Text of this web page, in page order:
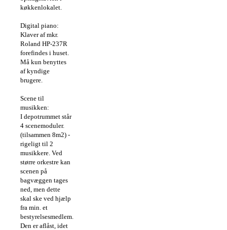
køkkenlokalet.
Digital piano:
Klaver af mkr.
Roland HP-237R
forefindes i huset.
Må kun benyttes
af kyndige
brugere.
Scene til
musikken:
I depotrummet står
4 scenemoduler.
(tilsammen 8m2) -
rigeligt til 2
musikkere. Ved
større orkestre kan
scenen på
bagvæggen tages
ned, men dette
skal ske ved hjælp
fra min. et
bestyrelsesmedlem.
Den er aflåst, idet